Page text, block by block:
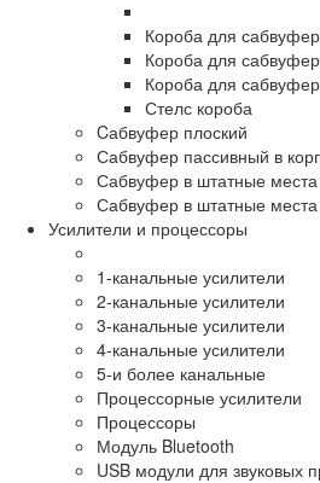
Короба для
Короба для
Короба для
Стелс короба
Cабвуфер плоский
Сабвуфер пассивный в
Сабвуфер в штатные места
Сабвуфер в штатные
Усилители и процессоры
1-канальные усилители
2-канальные усилители
3-канальные усилители
4-канальные усилители
5-и более канальные
Процессорные усилители
Процессоры
Модуль Bluetooth
USB модули для звуковых